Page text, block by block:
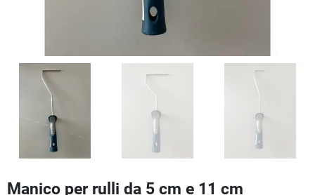
Manico per rulli da 5 cm e 11 cm